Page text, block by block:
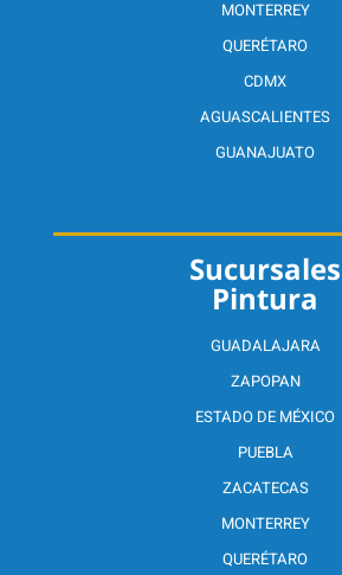
Sucursales
Pintura
GUADALAJARA
ZAPOPAN
ESTADO DE MÉXICO
PUEBLA
ZACATECAS
MONTERREY
QUERÉTARO
MONTERREY
QUERÉTARO
CDMX
AGUASCALIENTES
GUANAJUATO